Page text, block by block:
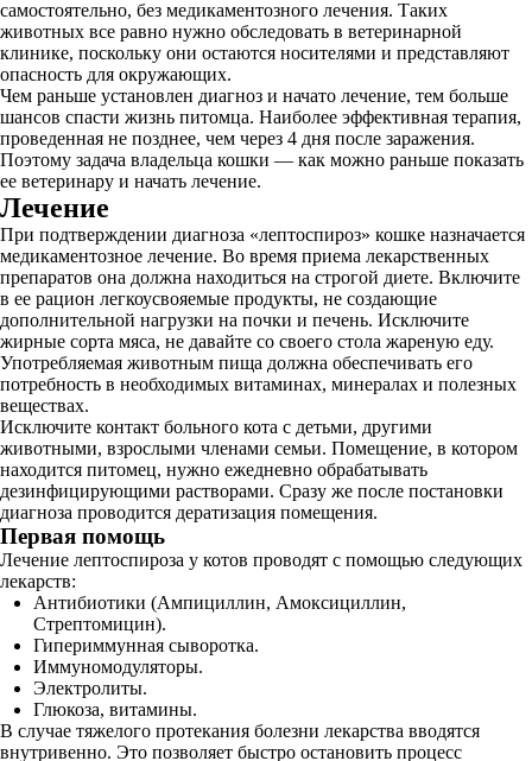
самостоятельно, без медикаментозного лечения. Таких
животных все равно нужно обследовать в ветеринарной
клинике, поскольку они остаются носителями и представляют
опасность для окружающих.
Чем раньше установлен диагноз и начато лечение, тем больше
шансов спасти жизнь питомца. Наиболее эффективная терапия,
проведенная не позднее, чем через 4 дня после заражения.
Поэтому задача владельца кошки — как можно раньше показать
ее ветеринару и начать лечение.
Лечение
При подтверждении диагноза «лептоспироз» кошке назначается
медикаментозное лечение. Во время приема лекарственных
препаратов она должна находиться на строгой диете. Включите
в ее рацион легкоусвояемые продукты, не создающие
дополнительной нагрузки на почки и печень. Исключите
жирные сорта мяса, не давайте со своего стола жареную еду.
Употребляемая животным пища должна обеспечивать его
потребность в необходимых витаминах, минералах и полезных
веществах.
Исключите контакт больного кота с детьми, другими
животными, взрослыми членами семьи. Помещение, в котором
находится питомец, нужно ежедневно обрабатывать
дезинфицирующими растворами. Сразу же после постановки
диагноза проводится дератизация помещения.
Первая помощь
Лечение лептоспироза у котов проводят с помощью следующих
лекарств:
Антибиотики (Ампициллин, Амоксициллин,
Стрептомицин).
Гипериммунная сыворотка.
Иммуномодуляторы.
Электролиты.
Глюкоза, витамины.
В случае тяжелого протекания болезни лекарства вводятся
внутривенно. Это позволяет быстро остановить процесс